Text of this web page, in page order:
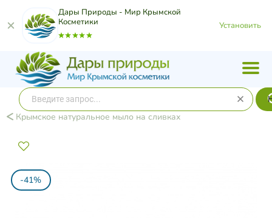
Дары Природы - Мир Крымской
Косметики
Установить
Крымское натуральное мыло на сливках
-41%